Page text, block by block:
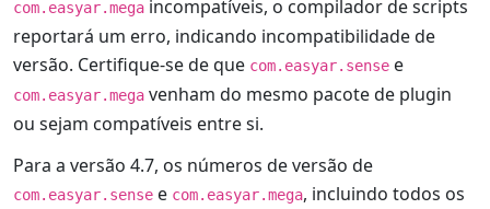
com.easyar.mega incompatíveis, o compilador de scripts
reportará um erro, indicando incompatibilidade de
versão. Certifique-se de que com.easyar.sense e
com.easyar.mega venham do mesmo pacote de plugin
ou sejam compatíveis entre si.
Para a versão 4.7, os números de versão de
com.easyar.sense e com.easyar.mega, incluindo todos os